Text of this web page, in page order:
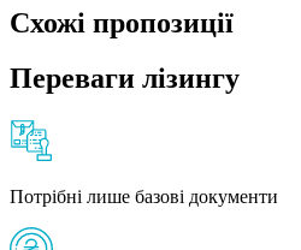
Схожі пропозиції
Переваги лізингу
Потрібні лише базові документи